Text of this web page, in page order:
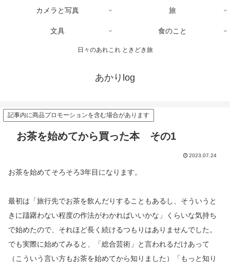
日々のあれこれ ときどき旅
あかりlog
カメラと写真 旅
文具 食のこと
記事内に商品プロモーションを含む場合があります
お茶を始めてから買った本 その1
2023.07.24
お茶を始めてそろそろ3年目になります。
最初は「旅行先でお茶を飲んだりすることもあるし、そういうと
きに躊躇わない程度の作法がわかればいいかな」くらいな気持ち
で始めたので、それほど長く続けるつもりはありませんでした。
でも実際に始めてみると、「総合芸術」と言われるだけあって
（こういう言い方もお茶を始めてから知りました）「もっと知り